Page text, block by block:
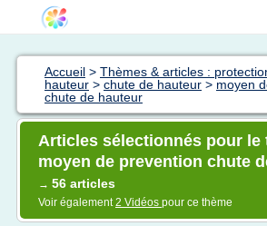
Accueil > Thèmes & articles :
hauteur > chute de hauteur > moyen
chute de hauteur
Articles sélectionnés pour le
moyen de prevention chute
→ 56 articles
Voir également2 Vidéos pour ce thème